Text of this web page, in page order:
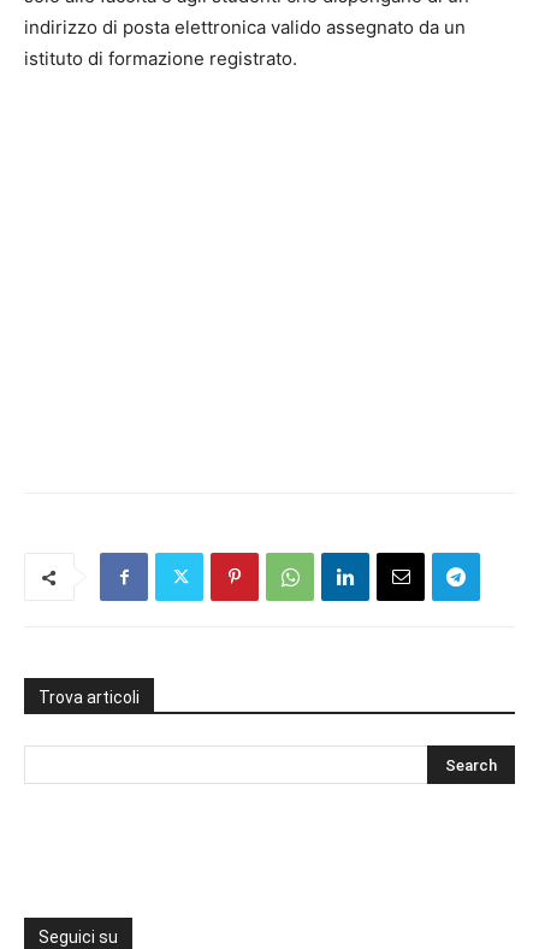
indirizzo di posta elettronica valido assegnato da un
istituto di formazione registrato.
Trova articoli
Seguici su